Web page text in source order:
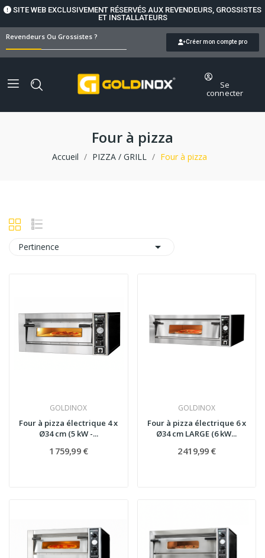
SITE WEB EXCLUSIVEMENT RÉSERVÉS AUX REVENDEURS, GROSSISTES
ET INSTALLATEURS
Revendeurs Ou Grossistes ?
Créer mon compte pro
Se
connecter
Four à pizza
Accueil PIZZA / GRILL Four à pizza
Pertinence 
GOLDINOX
Four à pizza électrique 4 x
Ø34 cm (5 kW -...
1 759,99 €
GOLDINOX
Four à pizza électrique 6 x
Ø34 cm LARGE (6 kW...
2 419,99 €